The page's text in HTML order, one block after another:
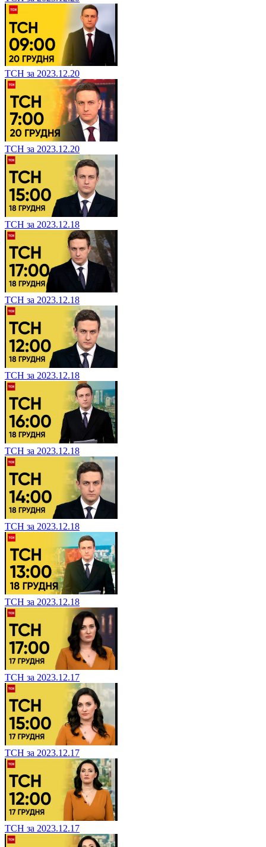
ТСН за 2023.12.20
ТСН за 2023.12.20
ТСН за 2023.12.18
ТСН за 2023.12.18
ТСН за 2023.12.18
ТСН за 2023.12.18
ТСН за 2023.12.18
ТСН за 2023.12.18
ТСН за 2023.12.17
ТСН за 2023.12.17
ТСН за 2023.12.17